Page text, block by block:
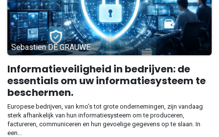
Sebastien DE GRAUWE
Informatieveiligheid in bedrijven: de
essentials om uw informatiesysteem te
beschermen.
Europese bedrijven, van kmo’s tot grote ondernemingen, zijn vandaag
sterk afhankelijk van hun informatiesysteem om te produceren,
factureren, communiceren en hun gevoelige gegevens op te slaan. In
een...